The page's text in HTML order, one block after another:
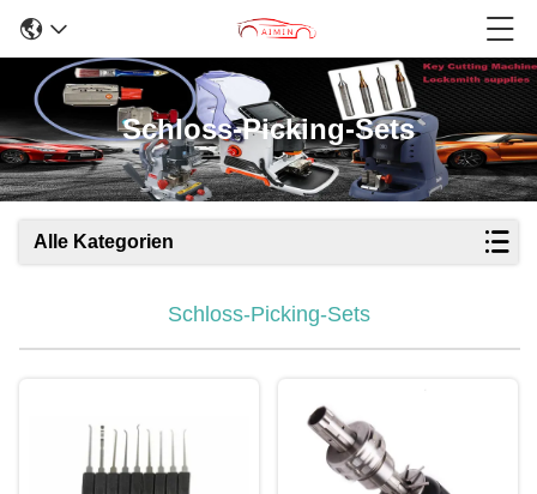
Schloss-Picking-Sets
Alle Kategorien
Schloss-Picking-Sets